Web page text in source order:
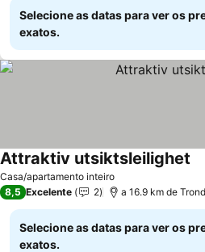
Selecione as datas para ver os
exatos.
Casa/apartamento inteiro
Attraktiv utsiktsleilighet
8,5 Excelente 2 a 16.9 km de
Selecione as datas para ver os
exatos.